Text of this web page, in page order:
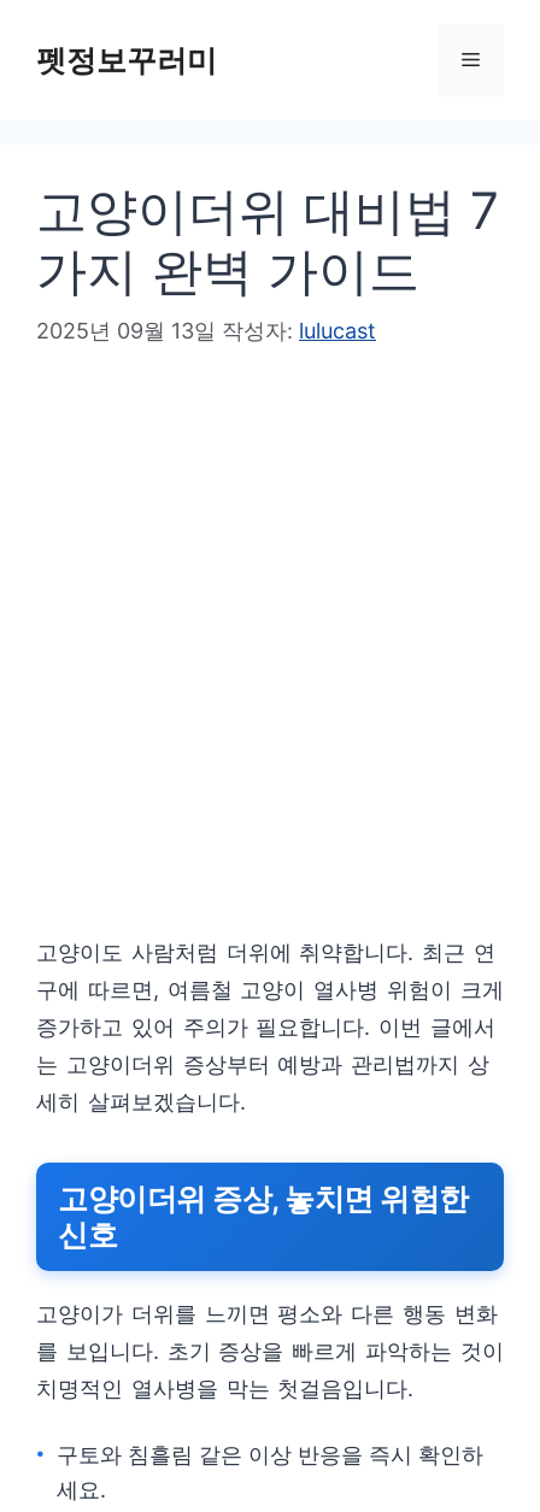
펫정보꾸러미 메
고양이더위 대비법 7
가지 완벽 가이드
2025년 09월 13일 작성자: lulucast
고양이도 사람처럼 더위에 취약합니다. 최근 연
구에 따르면, 여름철 고양이 열사병 위험이 크게
증가하고 있어 주의가 필요합니다. 이번 글에서
는 고양이더위 증상부터 예방과 관리법까지 상
세히 살펴보겠습니다.
고양이더위 증상, 놓치면 위험한
신호
고양이가 더위를 느끼면 평소와 다른 행동 변화
를 보입니다. 초기 증상을 빠르게 파악하는 것이
치명적인 열사병을 막는 첫걸음입니다.
구토와 침흘림 같은 이상 반응을 즉시 확인하
세요.